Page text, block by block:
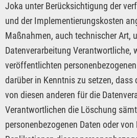
Joka unter Berücksichtigung der
und der Implementierungskosten
Maßnahmen, auch technischer Art,
Datenverarbeitung Verantwortliche,
veröffentlichten
darüber in Kenntnis zu setzen, dass
von diesen anderen für die
Verantwortlichen die Löschung
personenbezogenen Daten oder von